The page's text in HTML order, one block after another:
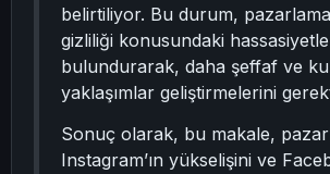
belirtiliyor. Bu durum,
gizliliği konusundaki
bulundurarak, daha şeffaf ve
yaklaşımlar geliştirmelerini
Sonuç olarak, bu makale,
Instagram’ın yükselişini ve